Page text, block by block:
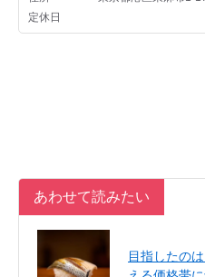
あわせて読みたい
目指したの